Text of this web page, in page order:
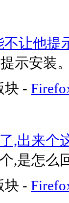
不让他提
示安装
块 -
,出来个
,是怎么
块 -